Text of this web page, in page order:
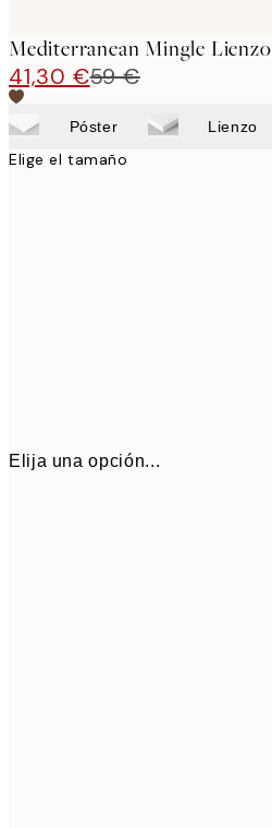
Mediterranean Mingle Lienzo
41,30 €59 €
Póster Lienzo
Elige el tamaño
Elija una opción...